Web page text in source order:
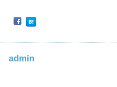
admin